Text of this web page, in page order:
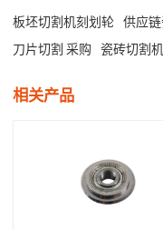
板坯切割机刻划轮 供应
刀片切割 采购
瓷砖切割
相关产品